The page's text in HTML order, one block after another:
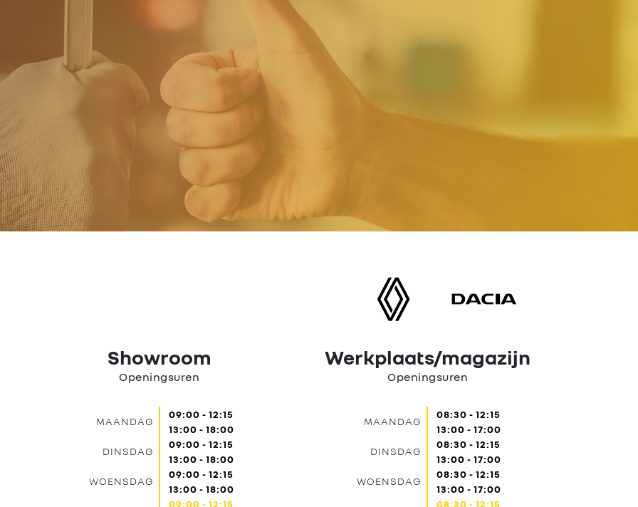
Tweedehands wagens
Stock wagens
Rema Carrosserie
Wie zijn we?
Nieuws
Contact
Showroom
Openingsuren
MAANDAG
09:00 - 12:15
13:00 - 18:00
DINSDAG
09:00 - 12:15
13:00 - 18:00
WOENSDAG
09:00 - 12:15
13:00 - 18:00
09:00 - 12:15
Werkplaats/magazijn
Openingsuren
MAANDAG
08:30 - 12:15
13:00 - 17:00
DINSDAG
08:30 - 12:15
13:00 - 17:00
WOENSDAG
08:30 - 12:15
13:00 - 17:00
08:30 - 12:15